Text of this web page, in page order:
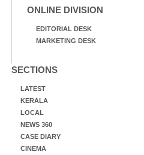
ONLINE DIVISION
EDITORIAL DESK
MARKETING DESK
SECTIONS
LATEST
KERALA
LOCAL
NEWS 360
CASE DIARY
CINEMA